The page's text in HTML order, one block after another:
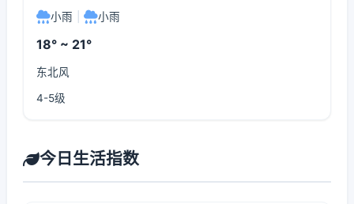
小雨 小雨
18° ~ 21°
东北风
4-5级
今日生活指数